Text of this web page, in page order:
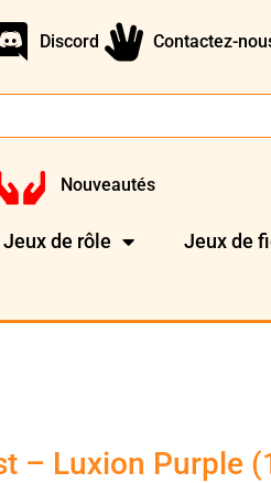
Discord Contactez-
Nouveautés
Jeux de rôle Jeux de
– Luxion Purple